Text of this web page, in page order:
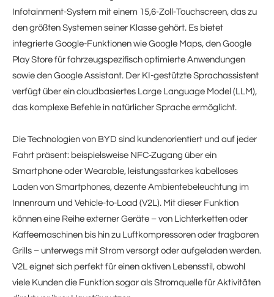
Infotainment-System mit einem 15,6‑Zoll‑Touchscreen, das zu
den größten Systemen seiner Klasse gehört. Es bietet
integrierte Google-Funktionen wie Google Maps, den Google
Play Store für fahrzeugspezifisch optimierte Anwendungen
sowie den Google Assistant. Der KI-gestützte Sprachassistent
verfügt über ein cloudbasiertes Large Language Model (LLM),
das komplexe Befehle in natürlicher Sprache ermöglicht.
Die Technologien von BYD sind kundenorientiert und auf jeder
Fahrt präsent: beispielsweise NFC-Zugang über ein
Smartphone oder Wearable, leistungsstarkes kabelloses
Laden von Smartphones, dezente Ambientebeleuchtung im
Innenraum und Vehicle-to-Load (V2L). Mit dieser Funktion
können eine Reihe externer Geräte – von Lichterketten oder
Kaffeemaschinen bis hin zu Luftkompressoren oder tragbaren
Grills – unterwegs mit Strom versorgt oder aufgeladen werden.
V2L eignet sich perfekt für einen aktiven Lebensstil, obwohl
viele Kunden die Funktion sogar als Stromquelle für Aktivitäten